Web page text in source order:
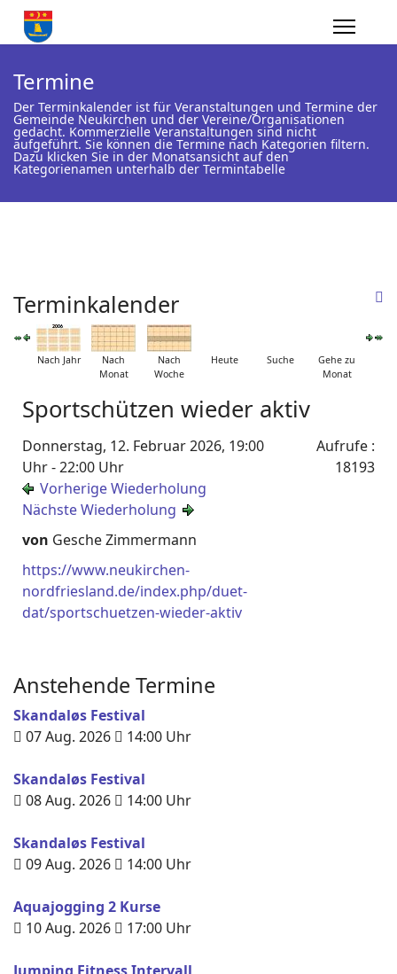
Termine
Der Terminkalender ist für Veranstaltungen und Termine der
Gemeinde Neukirchen und der Vereine/Organisationen
gedacht. Kommerzielle Veranstaltungen sind nicht
aufgeführt. Sie können die Termine nach Kategorien filtern.
Dazu klicken Sie in der Monatsansicht auf den
Kategorienamen unterhalb der Termintabelle
Terminkalender
Nach Jahr
Nach
Monat
Nach
Woche
Heute Suche
Gehe zu
Monat
Sportschützen wieder aktiv
Donnerstag, 12. Februar 2026, 19:00
Uhr - 22:00 Uhr
Vorherige Wiederholung
Nächste Wiederholung
Aufrufe :
18193
von Gesche Zimmermann
https://www.neukirchen-
nordfriesland.de/index.php/duet-
dat/sportschuetzen-wieder-aktiv
Anstehende Termine
Skandaløs Festival
07 Aug. 2026
14:00 Uhr
Skandaløs Festival
08 Aug. 2026
14:00 Uhr
Skandaløs Festival
09 Aug. 2026
14:00 Uhr
Aquajogging 2 Kurse
10 Aug. 2026
17:00 Uhr